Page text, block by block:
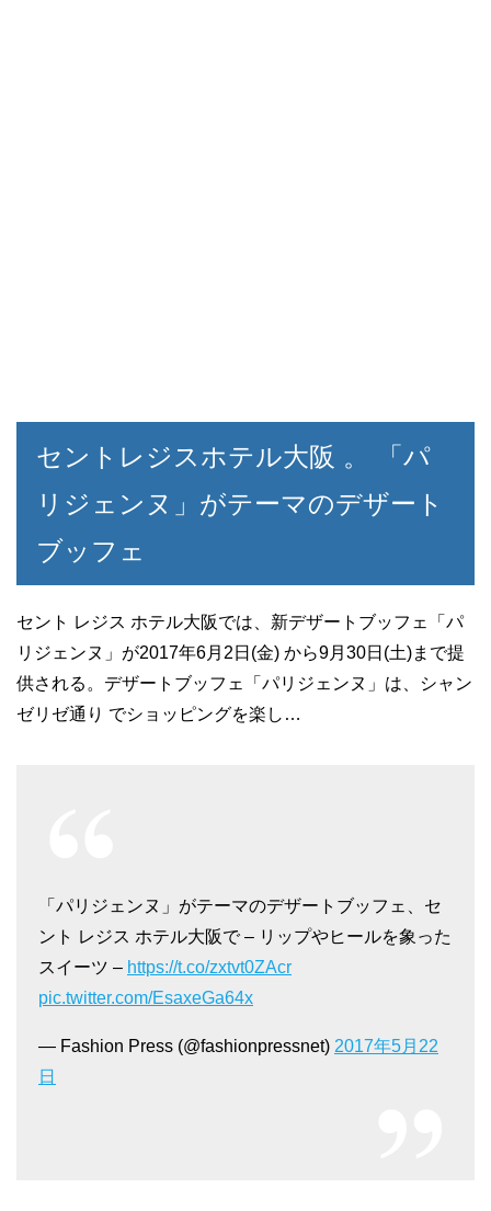
セントレジスホテル大阪 。 「パ
リジェンヌ」がテーマのデザート
ブッフェ
セント レジス ホテル大阪では、新デザートブッフェ「パ
リジェンヌ」が2017年6月2日(金) から9月30日(土)まで提
供される。デザートブッフェ「パリジェンヌ」は、シャン
ゼリゼ通り でショッピングを楽し…
「パリジェンヌ」がテーマのデザートブッフェ、セ
ント レジス ホテル大阪で – リップやヒールを象った
スイーツ – https://t.co/zxtvt0ZAcr
pic.twitter.com/EsaxeGa64x
— Fashion Press (@fashionpressnet) 2017年5月22
日